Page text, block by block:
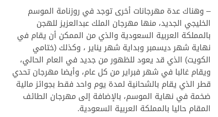
– وهناك عدة مهرجانات أخرى توجد في روزنامة الموسم
الخليجي الجديد، منها مهرجان الملك عبدالعزيز للهجن
بالمملكة العربية السعودية والذي من الممكن أن يقام في
نهاية شهر ديسمبر وبداية شهر يناير ، وكذلك (ختامي
الكويت) الذي قد يعود للظهور من جديد في العام الحالي،
ويقام غالبا في شهر فبراير من كل عام، وأيضا مهرجان تحدي
قطر الذي يقام بالشحانية لمدة يوم واحد فقط بجوائز مالية
ضخمة في نهاية الموسم، بالإضافة إلى مهرجان الطائف
المقام حاليا بالمملكة العربية السعودية.